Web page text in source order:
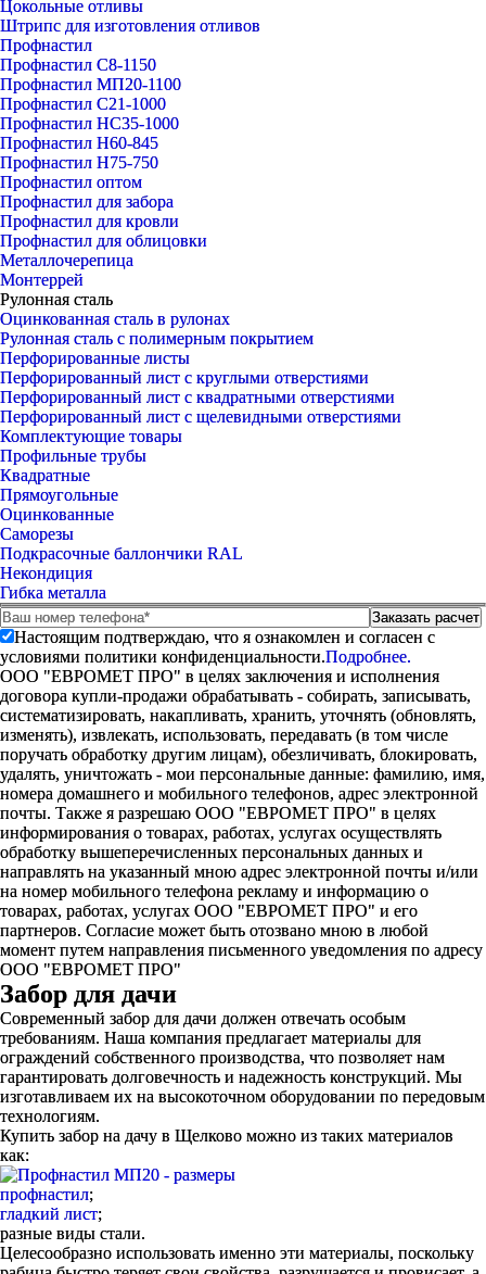
Цокольные отливы
Штрипс для изготовления отливов
Профнастил
Профнастил С8-1150
Профнастил МП20-1100
Профнастил С21-1000
Профнастил НС35-1000
Профнастил Н60-845
Профнастил Н75-750
Профнастил оптом
Профнастил для забора
Профнастил для кровли
Профнастил для облицовки
Металлочерепица
Монтеррей
Рулонная сталь
Оцинкованная сталь в рулонах
Рулонная сталь с полимерным покрытием
Перфорированные листы
Перфорированный лист с круглыми отверстиями
Перфорированный лист с квадратными отверстиями
Перфорированный лист с щелевидными отверстиями
Комплектующие товары
Профильные трубы
Квадратные
Прямоугольные
Оцинкованные
Саморезы
Подкрасочные баллончики RAL
Некондиция
Гибка металла
Настоящим подтверждаю, что я ознакомлен и согласен с
условиями политики конфиденциальности.Подробнее.
ООО "ЕВРОМЕТ ПРО" в целях заключения и исполнения
договора купли-продажи обрабатывать - собирать, записывать,
систематизировать, накапливать, хранить, уточнять (обновлять,
изменять), извлекать, использовать, передавать (в том числе
поручать обработку другим лицам), обезличивать, блокировать,
удалять, уничтожать - мои персональные данные: фамилию, имя,
номера домашнего и мобильного телефонов, адрес электронной
почты. Также я разрешаю ООО "ЕВРОМЕТ ПРО" в целях
информирования о товарах, работах, услугах осуществлять
обработку вышеперечисленных персональных данных и
направлять на указанный мною адрес электронной почты и/или
на номер мобильного телефона рекламу и информацию о
товарах, работах, услугах ООО "ЕВРОМЕТ ПРО" и его
партнеров. Согласие может быть отозвано мною в любой
момент путем направления письменного уведомления по адресу
ООО "ЕВРОМЕТ ПРО"
Забор для дачи
Современный забор для дачи должен отвечать особым
требованиям. Наша компания предлагает материалы для
ограждений собственного производства, что позволяет нам
гарантировать долговечность и надежность конструкций. Мы
изготавливаем их на высокоточном оборудовании по передовым
технологиям.
Купить забор на дачу в Щелково можно из таких материалов
как:
профнастил;
гладкий лист;
разные виды стали.
Целесообразно использовать именно эти материалы, поскольку